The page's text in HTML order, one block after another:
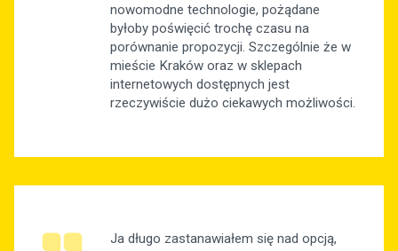
nowomodne technologie, pożądane
byłoby poświęcić trochę czasu na
porównanie propozycji. Szczególnie że w
mieście Kraków oraz w sklepach
internetowych dostępnych jest
rzeczywiście dużo ciekawych możliwości.
Ja długo zastanawiałem się nad opcją,